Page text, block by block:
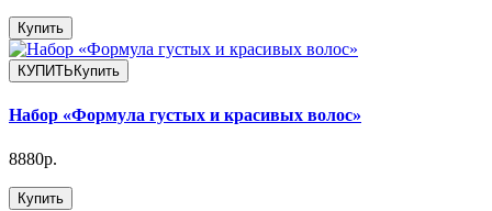
Купить
КУПИТЬ Купить
Набор «Формула густых и красивых волос»
8880р.
Купить